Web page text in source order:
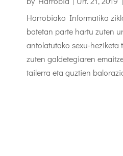
Harrobiako Informatika
batetan parte hartu zuten
antolatutako sexu-heziketa
zuten galdetegiaren
tailerra eta guztien